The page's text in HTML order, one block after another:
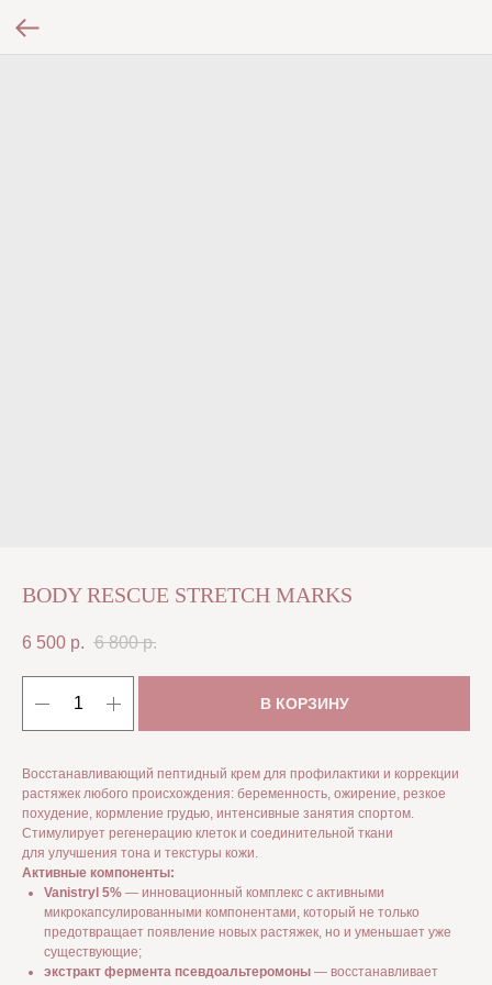
BODY RESCUE STRETCH MARKS
6 500 р. 6 800 р.
В КОРЗИНУ
Восстанавливающий пептидный крем для профилактики и коррекции
растяжек любого происхождения: беременность, ожирение, резкое
похудение, кормление грудью, интенсивные занятия спортом.
Стимулирует регенерацию клеток и соединительной ткани
для улучшения тона и текстуры кожи.
Активные компоненты:
Vanistryl 5% — инновационный комплекс с активными
микрокапсулированными компонентами, который не только
предотвращает появление новых растяжек, но и уменьшает уже
существующие;
экстракт фермента псевдоальтеромоны — восстанавливает